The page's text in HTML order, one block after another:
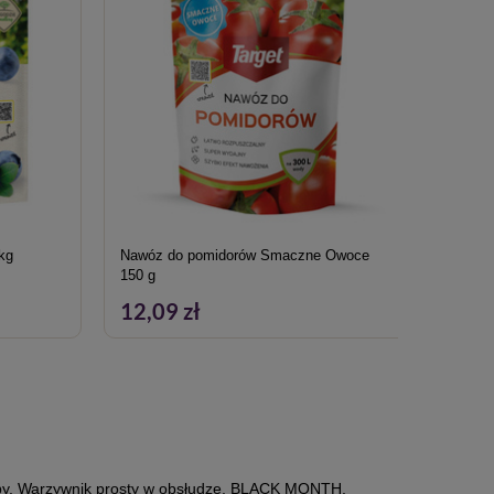
Nawóz do pomidorów Smaczne Owoce
150 g
12,09 zł
, Warzywnik prosty w obsłudze BLACK MONTH